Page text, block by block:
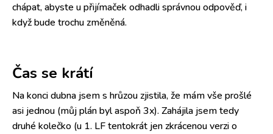
chápat, abyste u přijímaček odhadli správnou odpověď, i
když bude trochu změněná.
Čas se krátí
Na konci dubna jsem s hrůzou zjistila, že mám vše prošlé
asi jednou (můj plán byl aspoň 3x). Zahájila jsem tedy
druhé kolečko (u 1. LF tentokrát jen zkrácenou verzi o